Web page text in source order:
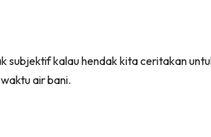
subjektif kalau hendak kita ceritakan
air bani.